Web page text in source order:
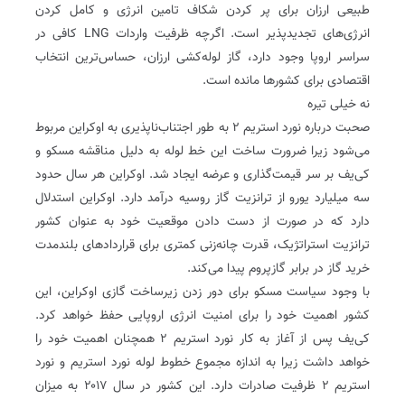
طبیعی ارزان برای پر کردن شکاف تامین انرژی و کامل کردن
انرژی‌های تجدیدپذیر است. اگرچه ظرفیت واردات LNG کافی در
سراسر اروپا وجود دارد، گاز لوله‌کشی ارزان، حساس‌ترین انتخاب
اقتصادی برای کشورها مانده است.
نه خیلی تیره
صحبت درباره نورد استریم ۲ به طور اجتناب‌ناپذیری به اوکراین مربوط
می‌شود زیرا ضرورت ساخت این خط لوله به دلیل مناقشه مسکو و
کی‌یف بر سر قیمت‌گذاری و عرضه ایجاد شد. اوکراین هر سال حدود
سه میلیارد یورو از ترانزیت گاز روسیه درآمد دارد. اوکراین استدلال
دارد که در صورت از دست دادن موقعیت خود به عنوان کشور
ترانزیت استراتژیک، قدرت چانه‌زنی کمتری برای قراردادهای بلندمدت
خرید گاز در برابر گازپروم پیدا می‌کند.
با وجود سیاست مسکو برای دور زدن زیرساخت گازی اوکراین، این
کشور اهمیت خود را برای امنیت انرژی اروپایی حفظ خواهد کرد.
کی‌یف پس از آغاز به کار نورد استریم ۲ همچنان اهمیت خود را
خواهد داشت زیرا به اندازه مجموع خطوط لوله نورد استریم و نورد
استریم ۲ ظرفیت صادرات دارد. این کشور در سال ۲۰۱۷ به میزان